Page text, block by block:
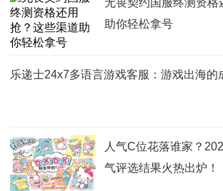
助你轻松拿号
乐递士24x7多语言游戏客服：游戏出海的
人气C位花落谁家？
气评选结果火热出炉！